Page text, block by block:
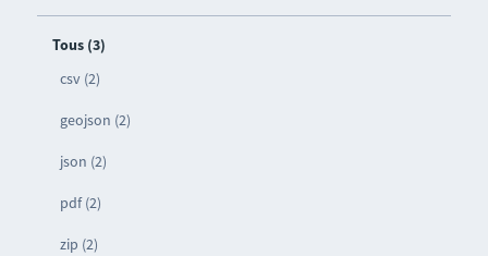
Tous (3)
csv (2)
geojson (2)
json (2)
pdf (2)
zip (2)